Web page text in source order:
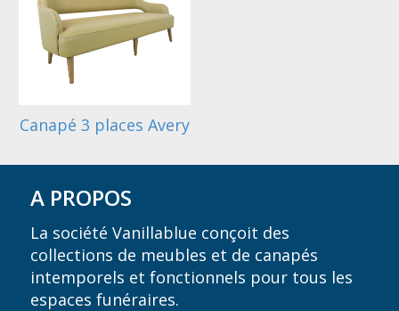
Canapé 3 places Avery
A PROPOS
La société Vanillablue conçoit des
collections de meubles et de canapés
intemporels et fonctionnels pour tous les
espaces funéraires.